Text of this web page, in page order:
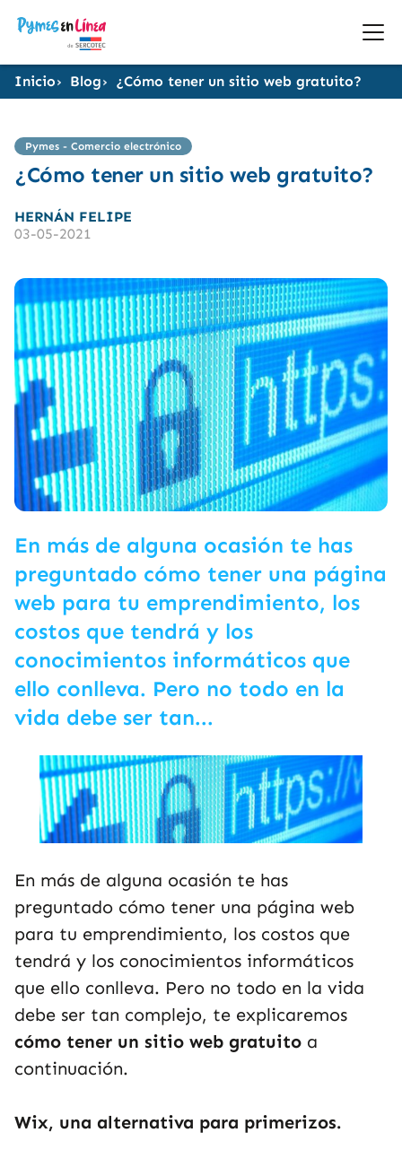
Inicio Blog ¿Cómo tener un sitio web gratuito?
Pymes - Comercio electrónico
¿Cómo tener un sitio web gratuito?
HERNÁN FELIPE
03-05-2021
En más de alguna ocasión te has
preguntado cómo tener una página
web para tu emprendimiento, los
costos que tendrá y los
conocimientos informáticos que
ello conlleva. Pero no todo en la
vida debe ser tan...
En más de alguna ocasión te has
preguntado cómo tener una página web
para tu emprendimiento, los costos que
tendrá y los conocimientos informáticos
que ello conlleva. Pero no todo en la vida
debe ser tan complejo, te explicaremos
cómo tener un sitio web gratuito a
continuación.
Wix, una alternativa para primerizos.